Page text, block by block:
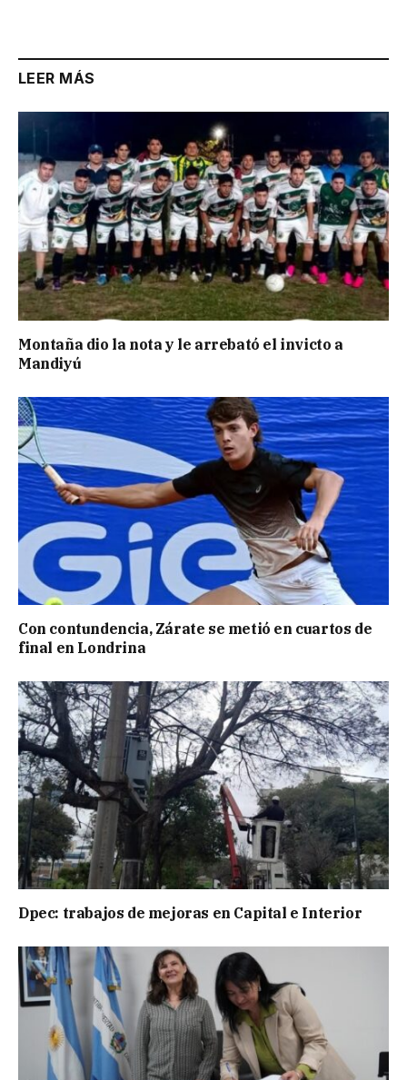
LEER MÁS
Montaña dio la nota y le arrebató el invicto a
Mandiyú
Con contundencia, Zárate se metió en cuartos de
final en Londrina
Dpec: trabajos de mejoras en Capital e Interior